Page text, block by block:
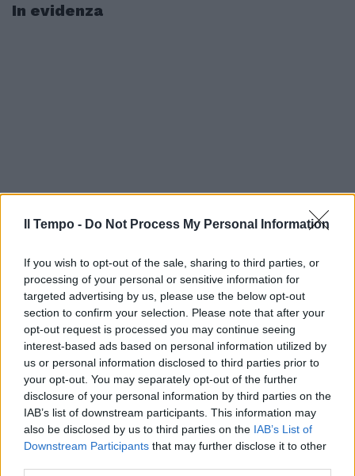
Il Tempo - Do Not Process My Personal Information
If you wish to opt-out of the sale, sharing to third parties, or
processing of your personal or sensitive information for
targeted advertising by us, please use the below opt-out
section to confirm your selection. Please note that after your
opt-out request is processed you may continue seeing
interest-based ads based on personal information utilized by
us or personal information disclosed to third parties prior to
your opt-out. You may separately opt-out of the further
disclosure of your personal information by third parties on the
IAB’s list of downstream participants. This information may
also be disclosed by us to third parties on the IAB’s List of
Downstream Participants that may further disclose it to other
In evidenza